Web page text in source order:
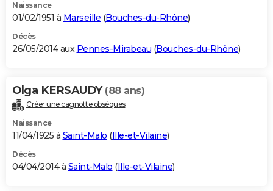
Naissance
01/02/1951 à Marseille (Bouches-du-Rhône)
Décès
26/05/2014 aux Pennes-Mirabeau (Bouches-du-Rhône)
Olga KERSAUDY (88 ans)
Créer une cagnotte obsèques
Naissance
11/04/1925 à Saint-Malo (Ille-et-Vilaine)
Décès
04/04/2014 à Saint-Malo (Ille-et-Vilaine)